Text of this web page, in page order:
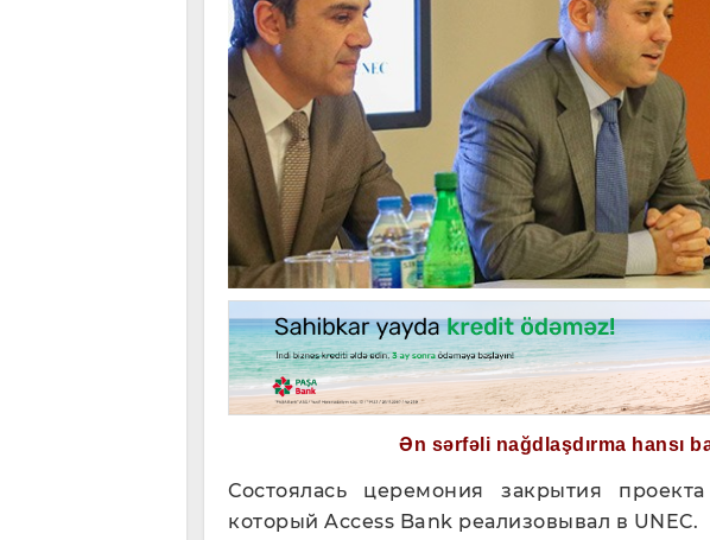
Ən sərfəli nağdlaşdırma hansı
Состоялась церемония закрытия
который Access Bank реализовывал в